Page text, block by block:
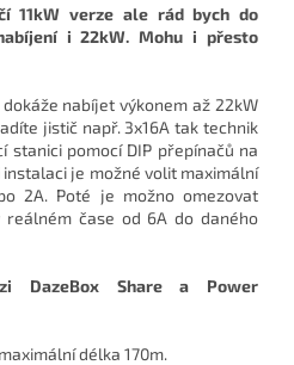
11kW verze ale rád bych do
i 22kW. Mohu i přesto
nabíjet výkonem až 22kW
jistič např. 3x16A tak technik
stanici pomocí DIP přepínačů na
je možné volit maximální
2A. Poté je možno omezovat
čase od 6A do daného
DazeBox Share a Power
délka 170m.